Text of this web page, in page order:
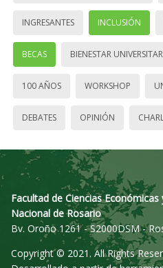
INGRESANTES INCLUSIÓN
BECAS BIENESTAR
100 AÑOS WORKSHOP
DEBATES OPINIÓN
Facultad de Ciencias
Nacional de Rosario
Bv. Oroño 1261 - S2000DSM -
Copyright © 2021. All Rights